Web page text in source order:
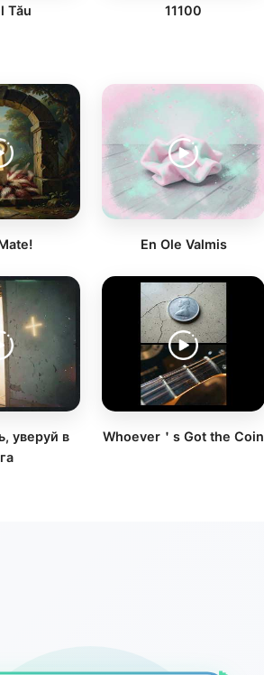
Tău 11100
En Ole Valmis
уверуй в
Whoever＇s Got the Coin